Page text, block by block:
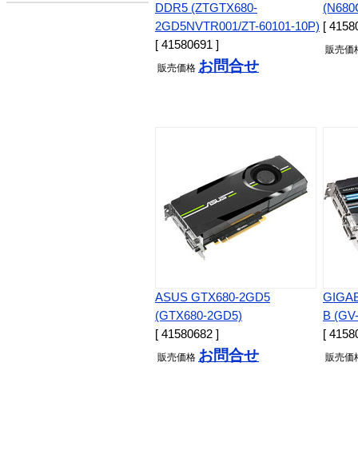
DDR5 (ZTGTX680-
2GD5NVTR001/ZT-60101-10P)
[ 41580691 ]
販売価格 お問合せ
[
販売価
ASUS GTX680-2GD5
(GTX680-2GD5)
[ 41580682 ]
販売価格 お問合せ
B
[
販売価